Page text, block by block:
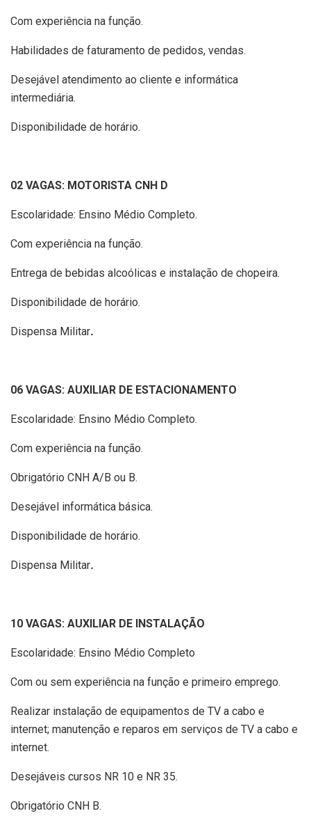
Com experiência na função.
Habilidades de faturamento de pedidos, vendas.
Desejável atendimento ao cliente e informática
intermediária.
Disponibilidade de horário.
02 VAGAS: MOTORISTA CNH D
Escolaridade: Ensino Médio Completo.
Com experiência na função.
Entrega de bebidas alcoólicas e instalação de chopeira.
Disponibilidade de horário.
Dispensa Militar.
06 VAGAS: AUXILIAR DE ESTACIONAMENTO
Escolaridade: Ensino Médio Completo.
Com experiência na função.
Obrigatório CNH A/B ou B.
Desejável informática básica.
Disponibilidade de horário.
Dispensa Militar.
10 VAGAS: AUXILIAR DE INSTALAÇÃO
Escolaridade: Ensino Médio Completo
Com ou sem experiência na função e primeiro emprego.
Realizar instalação de equipamentos de TV a cabo e
internet; manutenção e reparos em serviços de TV a cabo e
internet.
Desejáveis cursos NR 10 e NR 35.
Obrigatório CNH B.